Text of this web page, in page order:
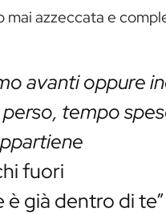
mai azzeccata e
avanti oppure
tempo
fuori
è già dentro di te”